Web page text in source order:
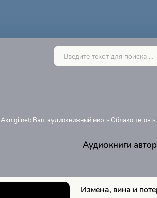
Aknigi.net: Ваш аудиокнижный мир » Облако тегов
Аудиокниги
Измена, вина и